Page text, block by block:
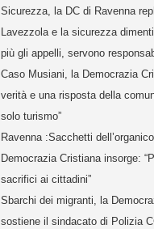
Sicurezza, la DC di Ravenna
Lavezzola e la sicurezza
più gli appelli, servono
Caso Musiani, la Democrazia
verità e una risposta della
solo turismo”
Ravenna :Sacchetti
Democrazia Cristiana insorge:
sacrifici ai cittadini”
Sbarchi dei migranti, la
sostiene il sindacato di Polizia